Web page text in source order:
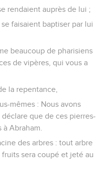
rendaient auprès de lui ;
faisaient baptiser par lui
beaucoup de pharisiens
de vipères, qui vous a
la repentance,
mêmes : Nous avons
que de ces pierres-
Abraham.
des arbres : tout arbre
sera coupé et jeté au